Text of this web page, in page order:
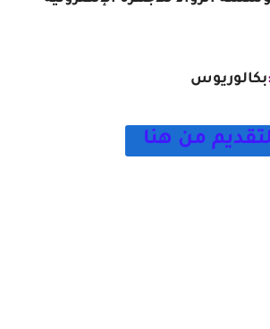
بكالوريوس
من هنا